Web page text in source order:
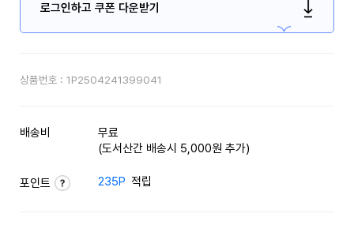
로그인하고 쿠폰 다운받기
상품번호 : 1P2504241399041
배송비
무료
(도서산간 배송시 5,000원 추가)
포인트 235P 적립